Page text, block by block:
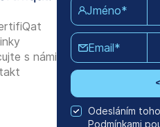
s námi
Jméno*
Email*
Odesláním
Podmínkami